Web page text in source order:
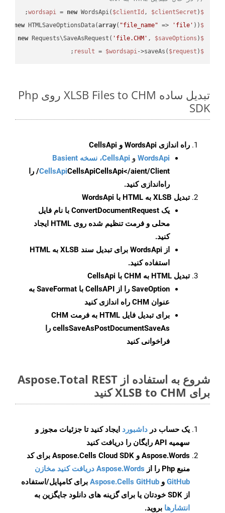
$wordsapi
= new WordsApi( $clientId , $clientSecret );
$saveOptions
new HTMLSaveOptionsData(array( "file_name" => 'file' ));
$request
new Requests\SaveAsRequest( 'file.CHM' , $saveOptions );
$result
= $wordsapi->saveAs( $request );
تبدیل ساده XLSB Files to CHM روی Php
SDK
راه اندازی WordsApi و CellsApi
WordsApi و CellsApi، نسخه Basient
CellsApiCellsApi
CellsApi</aient/Client/ را
راه‌اندازی کنید.
تبدیل XLSB به HTML با WordsApi
یک ConvertDocumentRequest با نام فایل
محلی و فرمت تنظیم شده روی HTML ایجاد
کنید.
از WordsApi برای تبدیل سند XLSB به HTML
استفاده کنید.
تبدیل HTML به CHM با CellsApi
SaveOption
را از CellsAPI با SaveFormat به
عنوان CHM راه اندازی کنید
برای تبدیل فایل HTML به فرمت
CHM
cellsSaveAsPostDocumentSaveAs را
فراخوانی کنید
شروع به استفاده از Aspose.Total REST
برای XLSB to CHM کنید
یک حساب در داشبورد ایجاد کنید تا جزئیات مجوز و
سهمیه API رایگان را دریافت کنید
Aspose.Words و Aspose.Cells Cloud SDK برای کد
منبع Php را از
Aspose.Words دریافت کنید مخازن
GitHub و Aspose.Cells GitHub برای کامپایل/استفاده
از SDK خودتان یا برای گزینه های دانلود جایگزین به
انتشارها بروید.